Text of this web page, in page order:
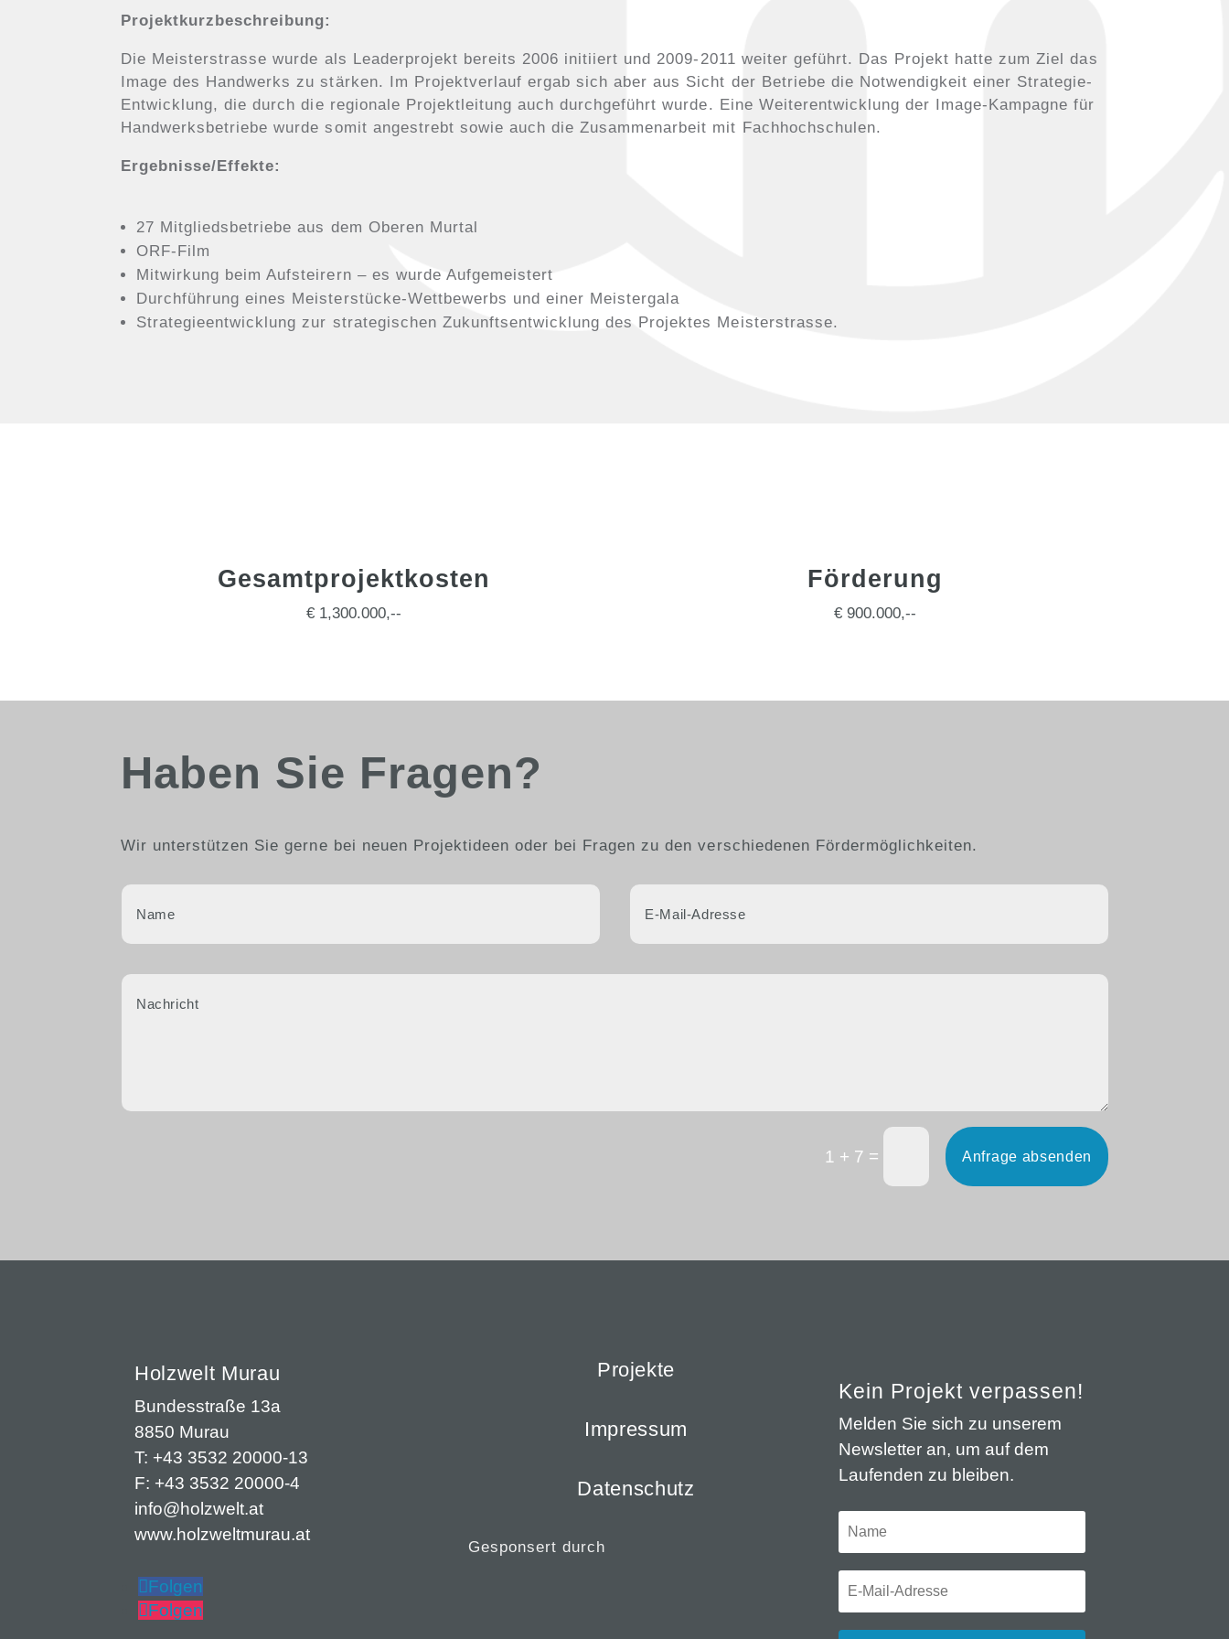
Projektkurzbeschreibung:
Die Meisterstrasse wurde als Leaderprojekt bereits 2006 initiiert und 2009-2011 weiter geführt. Das Projekt hatte zum Ziel das
Image des Handwerks zu stärken. Im Projektverlauf ergab sich aber aus Sicht der Betriebe die Notwendigkeit einer Strategie-
Entwicklung, die durch die regionale Projektleitung auch durchgeführt wurde. Eine Weiterentwicklung der Image-Kampagne für
Handwerksbetriebe wurde somit angestrebt sowie auch die Zusammenarbeit mit Fachhochschulen.
Ergebnisse/Effekte:
27 Mitgliedsbetriebe aus dem Oberen Murtal
ORF-Film
Mitwirkung beim Aufsteirern – es wurde Aufgemeistert
Durchführung eines Meisterstücke-Wettbewerbs und einer Meistergala
Strategieentwicklung zur strategischen Zukunftsentwicklung des Projektes Meisterstrasse.
Gesamtprojektkosten
€ 1,300.000,--
Förderung
€ 900.000,--
Haben Sie Fragen?
Wir unterstützen Sie gerne bei neuen Projektideen oder bei Fragen zu den verschiedenen Fördermöglichkeiten.
1 + 7 = Anfrage absenden
Holzwelt Murau
Bundesstraße 13a
8850 Murau
T: +43 3532 20000-13
F: +43 3532 20000-4
info@holzwelt.at
www.holzweltmurau.at
Folgen
Folgen
Projekte
Impressum
Datenschutz
Gesponsert durch
Kein Projekt verpassen!
Melden Sie sich zu unserem
Newsletter an, um auf dem
Laufenden zu bleiben.